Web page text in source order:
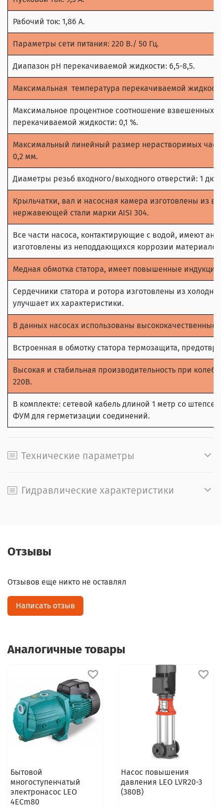
Рабочий ток: 1,86 А.
Параметры сети питания: 220 В./ 50 Гц.
Диапазон рН перекачиваемой жидкости: 6,5-8,5.
Максимальная температура перекачиваемой
Максимальное процентное соотношение взвешенных
перекачиваемой жидкости: 0,1 %.
Максимальный линейный размер нерастворимых
0,2 мм.
Диаметры резьб входного/выходного отверстий: 1
Крыльчатки, вал и насосная камера изготовлены из
нержавеющей стали марки AISI 304.
Все части насоса, контактирующие с водой, имеют
изготовлены из неподдающихся коррозии
Медная обмотка статора, имеет повышенные
Сердечники статора и ротора изготовлены из
улучшает их характеристики.
В данных насосах использованы
Встроенная в обмотку статора термозащита,
Высокая и стабильная производительность при
220В.
В комплекте: сетевой кабель длиной 1 метр со
ФУМ для герметизации соединений.
Технические параметры
Гидравлические характеристики
Отзывы
Отзывов еще никто не оставлял
Написать отзыв
Аналогичные товары
Бытовой
многоступенчатый
электронасос LEO
4ECm80
Насос повышения
давления LEO LVR20-3
(380В)